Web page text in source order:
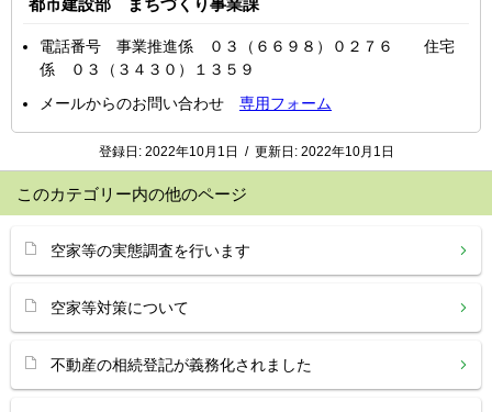
都市建設部 まちづくり事業課
電話番号 事業推進係 ０３（６６９８）０２７６ 住宅
係 ０３（３４３０）１３５９
メールからのお問い合わせ 専用フォーム
登録日: 2022年10月1日 / 更新日: 2022年10月1日
このカテゴリー内の他のページ
空家等の実態調査を行います
空家等対策について
不動産の相続登記が義務化されました